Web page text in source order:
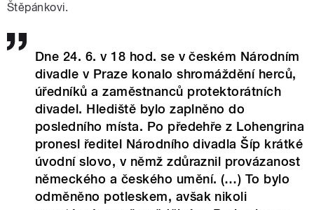
Štěpánkovi.
Dne 24. 6. v 18 hod. se v českém Národním
divadle v Praze konalo shromáždění herců,
úředníků a zaměstnanců protektorátních
divadel. Hlediště bylo zaplněno do
posledního místa. Po předehře z Lohengrina
pronesl ředitel Národního divadla Šíp krátké
úvodní slovo, v němž zdůraznil provázanost
německého a českého umění. (…) To bylo
odměněno potleskem, avšak nikoli